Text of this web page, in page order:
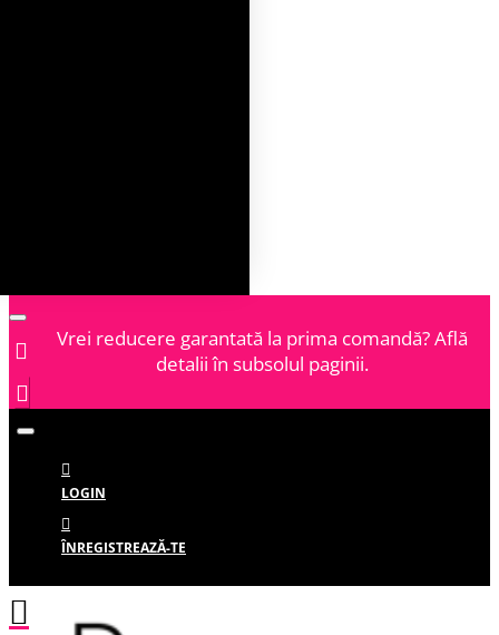
Vrei reducere garantată la prima comandă? Află
detalii în subsolul paginii.
LOGIN
ÎNREGISTREAZĂ-TE